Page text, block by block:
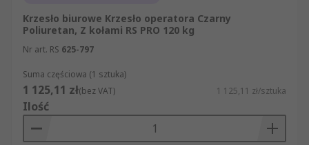
Krzesło biurowe Krzesło operatora Czarny
Poliuretan, Z kołami RS PRO 120 kg
Nr art. RS 625-797
Suma częściowa (1 sztuka)
1 125,11 zł(bez VAT) 1 125,11 zł/sztuka
Ilość